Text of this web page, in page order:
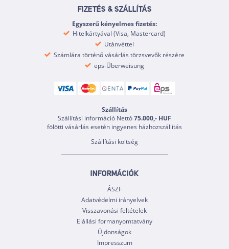
FIZETÉS & SZÁLLÍTÁS
Egyszerű kényelmes fizetés:
Hitelkártyával (Visa, Mastercard)
Utánvéttel
Számlára történő vásárlás törzsvevők részére
eps-Überweisung
Szállítás
Szállítási információ Nettó75.000,- HUF
fölötti vásárlás esetén ingyenes házhozszállítás
Szállítási költség
INFORMÁCIÓK
ÁSZF
Adatvédelmi irányelvek
Visszavonási feltételek
Elállási formanyomtatvány
Újdonságok
Impresszum